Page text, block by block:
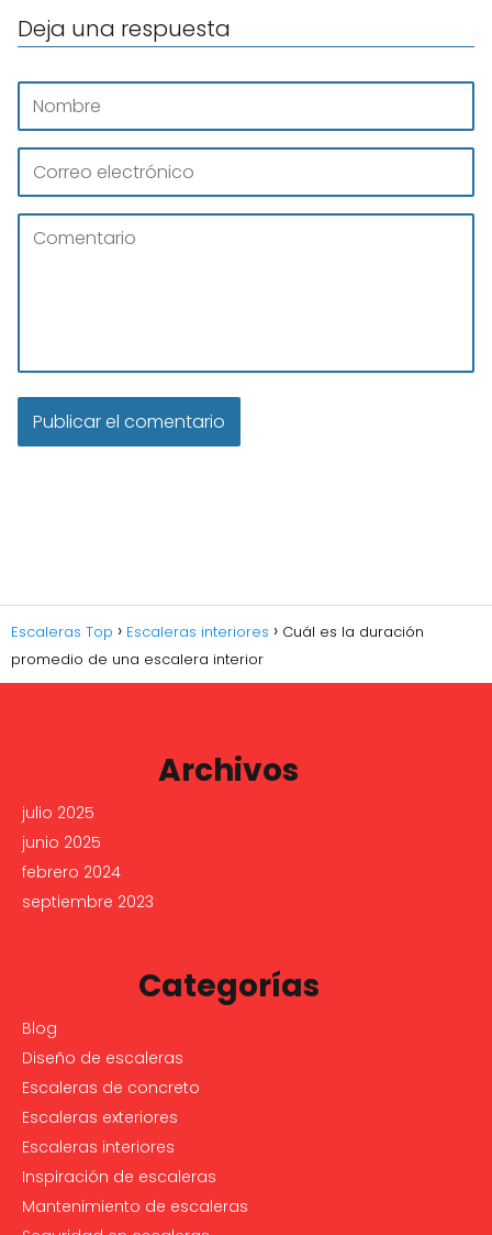
Deja una respuesta
Escaleras Top Escaleras interiores
Cuál es la duración
promedio de una escalera interior
Archivos
julio 2025
junio 2025
febrero 2024
septiembre 2023
Categorías
Blog
Diseño de escaleras
Escaleras de concreto
Escaleras exteriores
Escaleras interiores
Inspiración de escaleras
Mantenimiento de escaleras